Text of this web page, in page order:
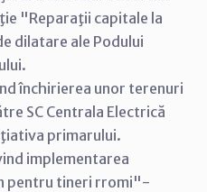
"Reparaţii capitale la
dilatare ale Podului
închirierea unor terenuri
SC Centrala Electrică
primarului.
implementarea
pentru tineri rromi"-